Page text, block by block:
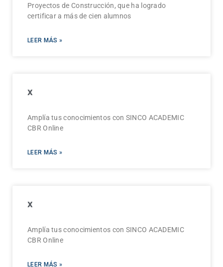
Proyectos de Construcción, que ha logrado
certificar a más de cien alumnos
LEER MÁS »
x
Amplía tus conocimientos con SINCO ACADEMIC
CBR Online
LEER MÁS »
x
Amplía tus conocimientos con SINCO ACADEMIC
CBR Online
LEER MÁS »